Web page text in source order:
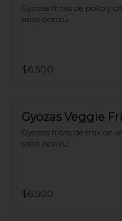
Gyozas fritas de pollo y
salsa ponzu
$6.500
Gyozas Veggie
Gyozas fritas de mix de
salsa ponzu
$6.500